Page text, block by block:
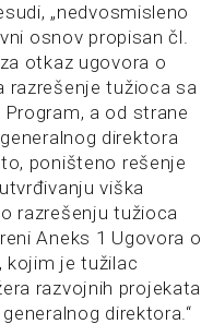
„nedvosmisleno
osnov propisan čl.
otkaz ugovora o
razrešenje tužioca sa
a od strane
direktora
poništeno rešenje
viška
razrešenju tužioca
Aneks 1 Ugovora o
kojim je tužilac
razvojnih projekata
direktora.“